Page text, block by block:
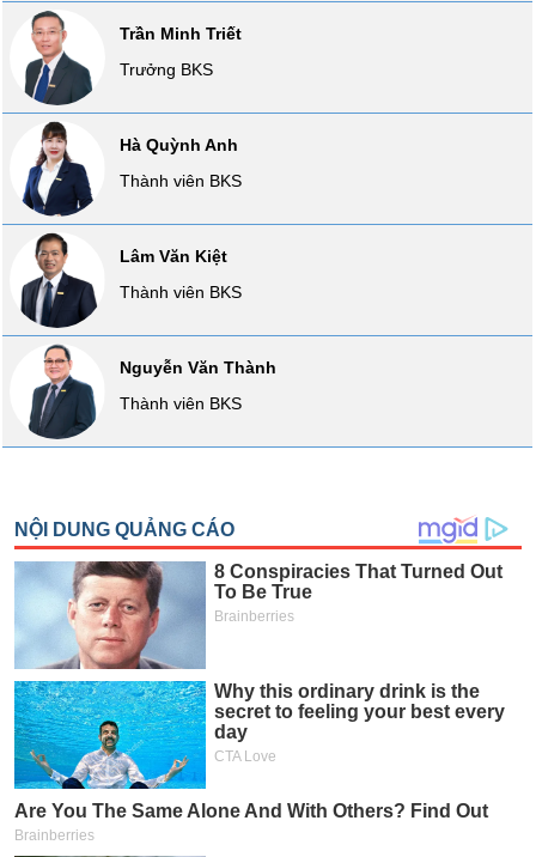
Trần Minh Triết
Trưởng BKS
Hà Quỳnh Anh
Thành viên BKS
Lâm Văn Kiệt
Thành viên BKS
Nguyễn Văn Thành
Thành viên BKS
Tin
tức
(-)
Bài
viết
của
tác
giả
(-)
Báo
cáo
phân
tích
(-)
ngữ
(-)
Dịch
(-)
Đào
tạo